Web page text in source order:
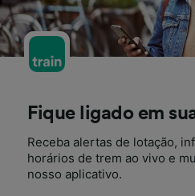
Fique ligado em
Receba alertas de lotação,
horários de trem ao vivo e
nosso aplicativo.